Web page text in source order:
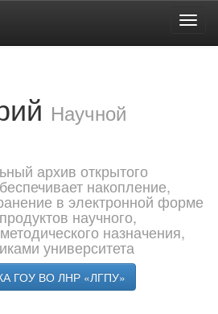
Научной
архив открытого
накопление,
в электронной форме
научного,
назначения,
университета
ГОУ ВО ЛНР «ЛГПУ»